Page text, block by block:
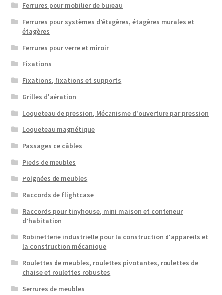
Ferrures pour mobilier de bureau
Ferrures pour systèmes d’étagères, étagères murales et
étagères
Ferrures pour verre et miroir
Fixations
Fixations, fixations et supports
Grilles d'aération
Loqueteau de pression, Mécanisme d'ouverture par pression
Loqueteau magnétique
Passages de câbles
Pieds de meubles
Poignées de meubles
Raccords de flightcase
Raccords pour tinyhouse, mini maison et conteneur
d’habitation
Robinetterie industrielle pour la construction d'appareils et
la construction mécanique
Roulettes de meubles, roulettes pivotantes, roulettes de
chaise et roulettes robustes
Serrures de meubles